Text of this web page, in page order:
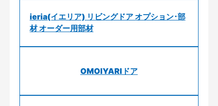
ieria(イエリア) リビングドア オプション･部
材 オーダー用部材
OMOIYARIドア